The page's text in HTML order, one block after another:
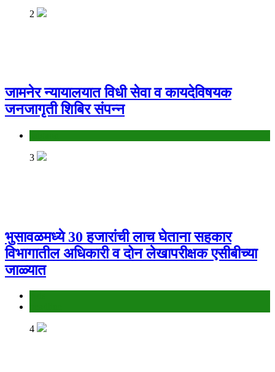
2
जामनेर न्यायालयात विधी सेवा व कायदेविषयक
जनजागृती शिबिर संपन्न
3
भुसावळमध्ये 30 हजारांची लाच घेताना सहकार
विभागातील अधिकारी व दोन लेखापरीक्षक एसीबीच्या
जाळ्यात
4